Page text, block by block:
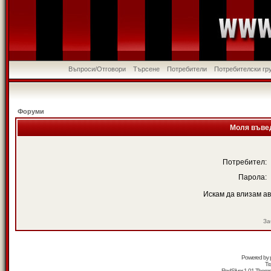
Въпроси/Отговори Търсене Потребители Потребителски
Форуми
Моля
Потребител:
Парола:
Искам да влизам
Powered by